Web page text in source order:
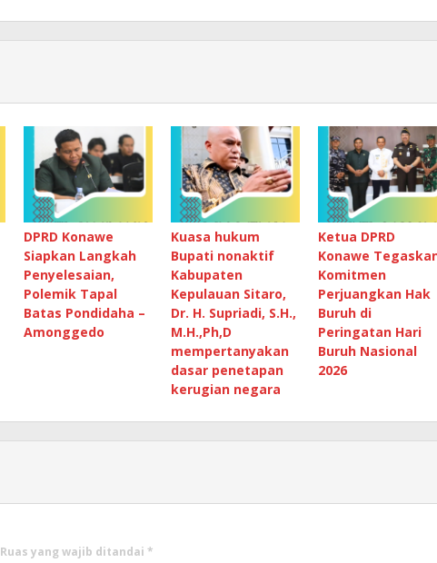
DPRD Konawe
Siapkan Langkah
Penyelesaian,
Polemik Tapal
Batas Pondidaha –
Amonggedo
Kuasa hukum
Bupati nonaktif
Kabupaten
Kepulauan Sitaro,
Dr. H. Supriadi, S.H.,
M.H.,Ph,D
mempertanyakan
dasar penetapan
kerugian negara
Ketua DPRD
Konawe
Komitmen
Perjuangkan Hak
Buruh di
Peringatan Hari
Buruh Nasional
2026
Ruas yang wajib ditandai *